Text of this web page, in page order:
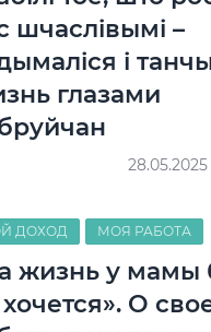
шчаслівымі –
і
глазами
28.05.2025
ДОХОД МОЯ РАБОТА
жизнь у мамы
О